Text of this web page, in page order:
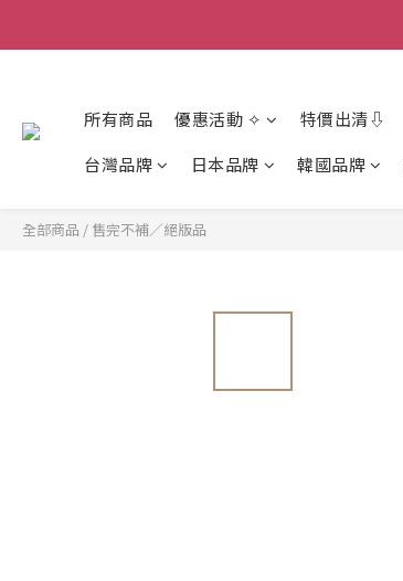
所有商品 優惠活動 ✧ 特價出清⇩
台灣品牌
日本品牌 韓國品牌
全部商品 / 售完不補／絕版品